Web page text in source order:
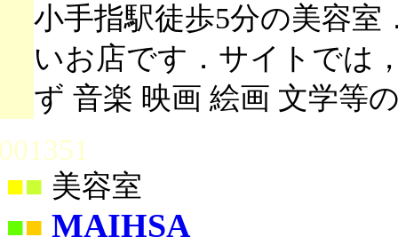
小手指駅徒歩5分の美容
いお店です．サイトでは
ず 音楽 映画 絵画 文学等
■ 美容室
■■ MAIHSA